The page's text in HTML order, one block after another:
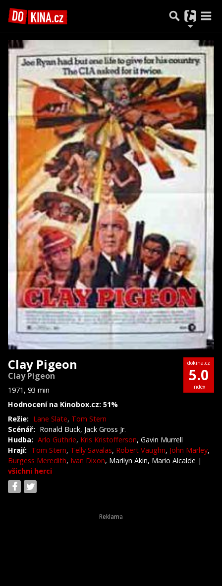
Clay Pigeon
Clay Pigeon
1971, 93 min
Hodnocení na Kinobox.cz: 51%
dokina.cz
5.0
index
Režie: Lane Slate, Tom Stern
Scénář: Ronald Buck, Jack Gross Jr.
Hudba: Arlo Guthrie, Kris Kristofferson, Gavin Murrell
Hrají: Tom Stern, Telly Savalas, Robert Vaughn, John Marley,
Burgess Meredith, Ivan Dixon, Marilyn Akin, Mario Alcalde |
všichni herci